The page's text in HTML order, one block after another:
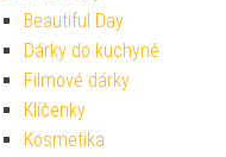
Beautiful Day
Dárky do kuchyně
Filmové dárky
Klíčenky
Kosmetika